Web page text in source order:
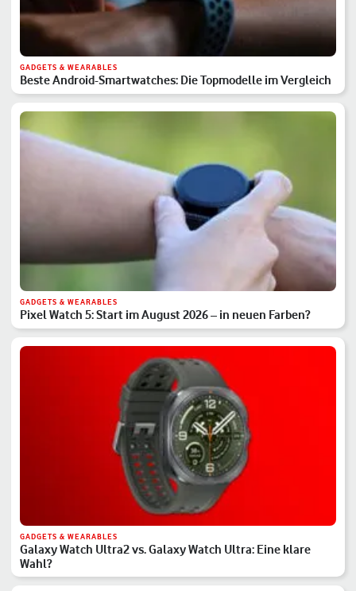
GADGETS & WEARABLES
Beste Android-Smartwatches: Die Topmodelle im Vergleich
GADGETS & WEARABLES
Pixel Watch 5: Start im August 2026 – in neuen Farben?
GADGETS & WEARABLES
Galaxy Watch Ultra2 vs. Galaxy Watch Ultra: Eine klare
Wahl?